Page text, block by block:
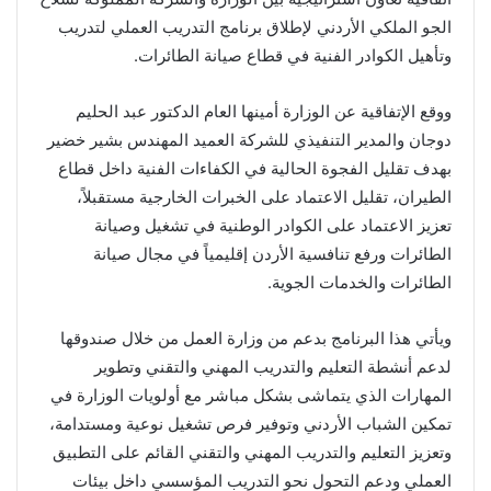
الجو الملكي الأردني لإطلاق برنامج التدريب العملي لتدريب
وتأهيل الكوادر الفنية في قطاع صيانة الطائرات.
ووقع الإتفاقية عن الوزارة أمينها العام الدكتور عبد الحليم
دوجان والمدير التنفيذي للشركة العميد المهندس بشير خضير
بهدف تقليل الفجوة الحالية في الكفاءات الفنية داخل قطاع
الطيران، تقليل الاعتماد على الخبرات الخارجية مستقبلاً،
تعزيز الاعتماد على الكوادر الوطنية في تشغيل وصيانة
الطائرات ورفع تنافسية الأردن إقليمياً في مجال صيانة
الطائرات والخدمات الجوية.
ويأتي هذا البرنامج بدعم من وزارة العمل من خلال صندوقها
لدعم أنشطة التعليم والتدريب المهني والتقني وتطوير
المهارات الذي يتماشى بشكل مباشر مع أولويات الوزارة في
تمكين الشباب الأردني وتوفير فرص تشغيل نوعية ومستدامة،
وتعزيز التعليم والتدريب المهني والتقني القائم على التطبيق
العملي ودعم التحول نحو التدريب المؤسسي داخل بيئات